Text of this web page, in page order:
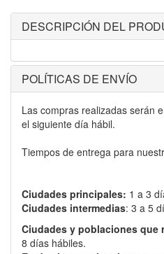
DESCRIPCIÓN DEL
POLÍTICAS DE ENVÍO
Las compras realizadas serán
el siguiente día hábil.
Tiempos de entrega para
Ciudades principales: 1 a 3
Ciudades intermedias: 3 a 5
Ciudades y poblaciones que
8 días hábiles.